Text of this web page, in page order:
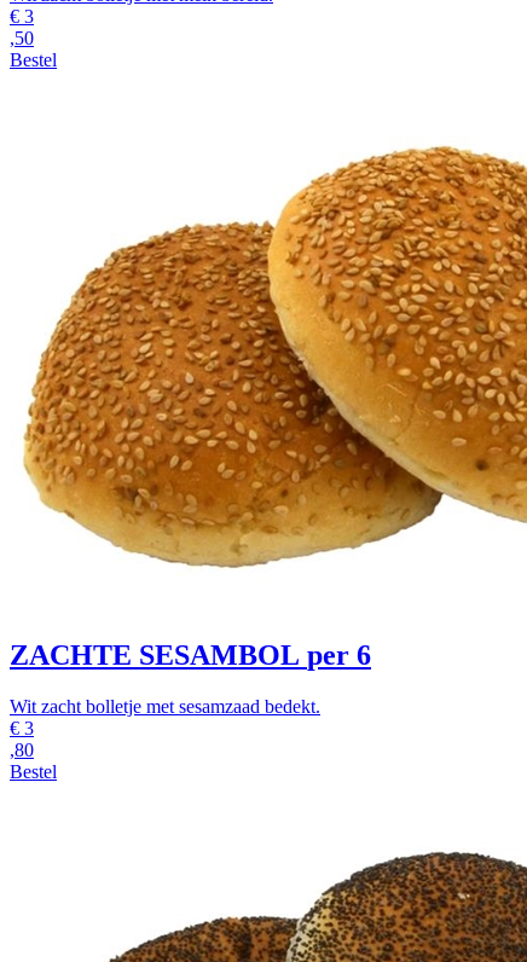
€ 3
,50
Bestel
ZACHTE SESAMBOL per 6
Wit zacht bolletje met sesamzaad bedekt.
€ 3
,80
Bestel